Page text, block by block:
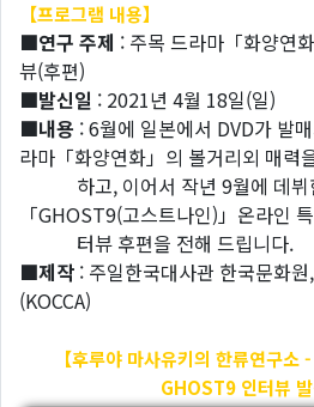
【프로그램 내용】
■연구 주제 : 주목 드라마「화양연
뷰(후편)
■발신일 : 2021년 4월 18일(일)
■내용 : 6월에 일본에서 DVD가 발
라마「화양연화」의 볼거리외 매력
하고, 이어서 작년 9월에 데뷔
「GHOST9(고스트나인)」온라인
터뷰 후편을 전해 드립니다.
■제작 : 주일한국대사관 한국문화
(KOCCA)
【후루야 마사유키의 한류연구
GHOST9 인터뷰 발